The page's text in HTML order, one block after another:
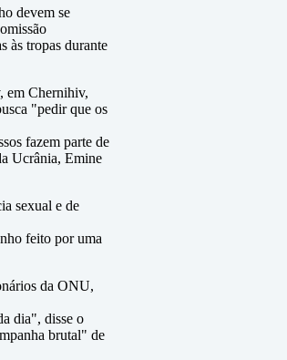
devem se
às tropas durante
em Chernihiv,
"pedir que os
fazem parte de
Ucrânia, Emine
sexual e de
feito por uma
da ONU,
dia", disse o
brutal" de